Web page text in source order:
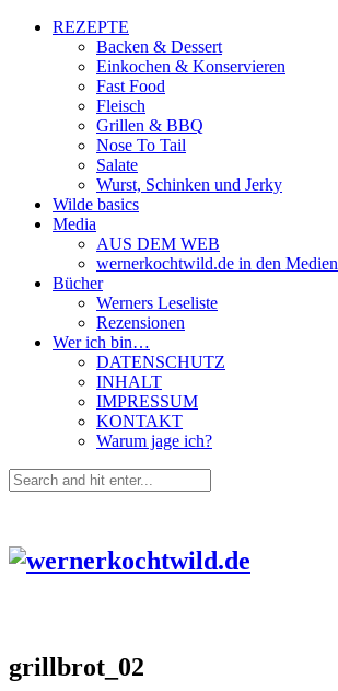
REZEPTE
Backen & Dessert
Einkochen & Konservieren
Fast Food
Fleisch
Grillen & BBQ
Nose To Tail
Salate
Wurst, Schinken und Jerky
Wilde basics
Media
AUS DEM WEB
wernerkochtwild.de in den Medien
Bücher
Werners Leseliste
Rezensionen
Wer ich bin…
DATENSCHUTZ
INHALT
IMPRESSUM
KONTAKT
Warum jage ich?
grillbrot_02